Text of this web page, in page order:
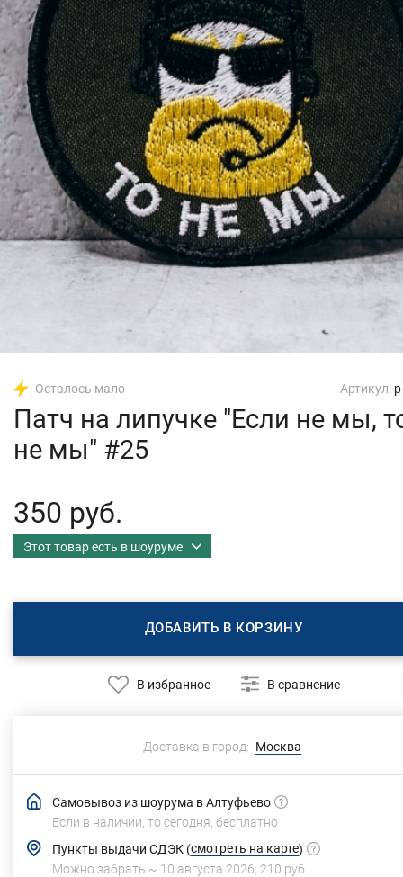
Осталось мало Артикул:
Патч на липучке "Если не мы,
не мы" #25
350 руб.
Этот товар есть в шоуруме
ДОБАВИТЬ В КОРЗИНУ
В избранное В сравнение
Доставка в город: Москва
Самовывоз из шоурума в Алтуфьево
Если в наличии, то сегодня, бесплатно
Пункты выдачи СДЭК (смотреть на карте)
Можно забрать ~ 10 августа 2026 210 руб.